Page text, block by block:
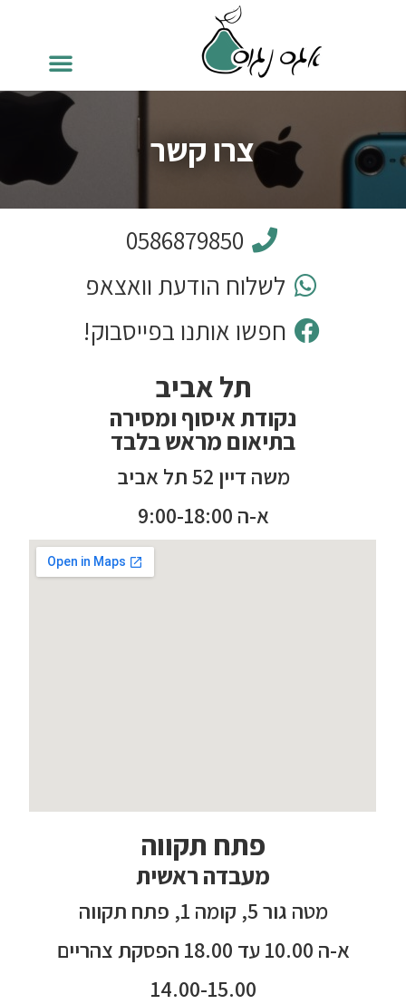
צרו קשר
0586879850
לשלוח הודעת וואצאפ
חפשו אותנו בפייסבוק!
תל אביב
נקודת איסוף ומסירה
בתיאום מראש בלבד
משה דיין 52 תל אביב
א-ה 9:00-18:00
פתח תקווה
מעבדה ראשית
מטה גור 5, קומה 1, פתח תקווה
א-ה 10.00 עד 18.00 הפסקת צהריים
14.00-15.00